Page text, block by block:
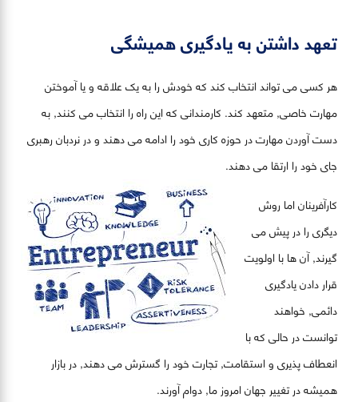
تعهد داشتن به یادگیری همیشگی
هر کسی می تواند انتخاب کند که خودش را به یک علاقه و یا آموختن
مهارت خاصی, متعهد کند. کارمندانی که این راه را انتخاب می کنند, به
دست آوردن مهارت در حوزه کاری خود را ادامه می دهند و در نردبان رهبری
جای خود را ارتقا می دهند.
کارآفرینان اما روش
دیگری را در پیش می
گیرند, آن ها با اولویت
قرار دادن یادگیری
دائمی, خواهند
توانست در حالی که با
انعطاف پذیری و استقامت, تجارت خود را گسترش می دهند, در بازار
همیشه در تغییر جهان امروز ما, دوام آورند.